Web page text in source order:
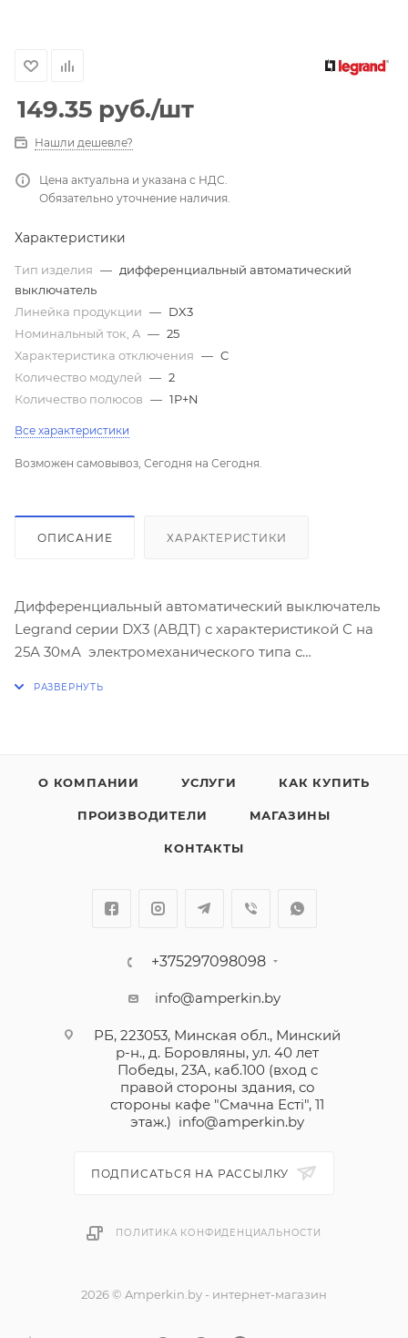
149.35 руб./шт
Нашли дешевле?
Цена актуальна и указана с НДС.
Обязательно уточнение наличия.
Характеристики
Тип изделия — дифференциальный автоматический
выключатель
Линейка продукции — DX3
Номинальный ток, A — 25
Характеристика отключения — C
Количество модулей — 2
Количество полюсов — 1P+N
Все характеристики
Возможен самовывоз, Сегодня на Сегодня.
ОПИСАНИЕ ХАРАКТЕРИСТИКИ
Дифференциальный автоматический выключатель
Legrand серии DX3 (АВДТ) с характеристикой С на
25А 30мА электромеханического типа с
- 10кА - согласно МЭК 60947-2
нейтрального проводника с правой стороны.
Характеристика АС - срабатывание обеспечивается
Дифференциальный автоматический выключатель
разъединения и защиты электрических сетей от
сверхтоков и нарушений изоляции.
Защищает людей от поражения электрическим
током при прямом и косвенном прикосновении.
устройствами и дополнительными
О КОМПАНИИ УСЛУГИ КАК КУПИТЬ
ПРОИЗВОДИТЕЛИ МАГАЗИНЫ
КОНТАКТЫ
+375297098098
info@amperkin.by
РБ, 223053, Минская обл., Минский
р-н., д. Боровляны, ул. 40 лет
Победы, 23А, каб.100 (вход с
правой стороны здания, со
стороны кафе "Смачна Естi", 11
этаж.) info@amperkin.by
ПОДПИСАТЬСЯ НА РАССЫЛКУ
ПОЛИТИКА КОНФИДЕНЦИАЛЬНОСТИ
2026 © Amperkin.by - интернет-магазин